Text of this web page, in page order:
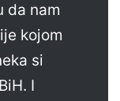
da nam
kojom
si
I